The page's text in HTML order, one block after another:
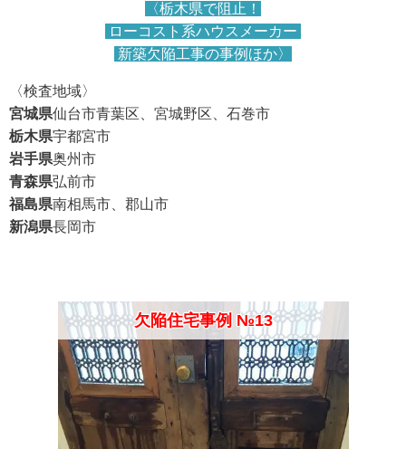
〈栃木県で阻止！
ローコスト系ハウスメーカー
新築欠陥工事の事例ほか〉
〈検査地域〉
宮城県仙台市青葉区、宮城野区、石巻市
栃木県宇都宮市
岩手県奥州市
青森県弘前市
福島県南相馬市、郡山市
新潟県長岡市
欠陥住宅事例 №13